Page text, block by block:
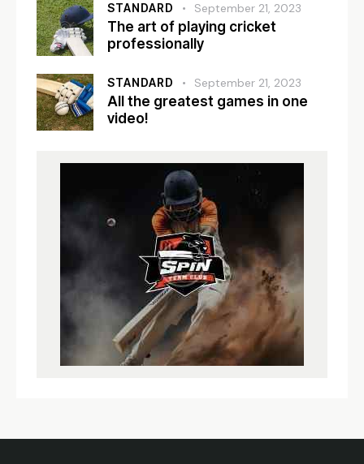
STANDARD September 21, 2023
The art of playing cricket
professionally
STANDARD September 21, 2023
All the greatest games in one
video!